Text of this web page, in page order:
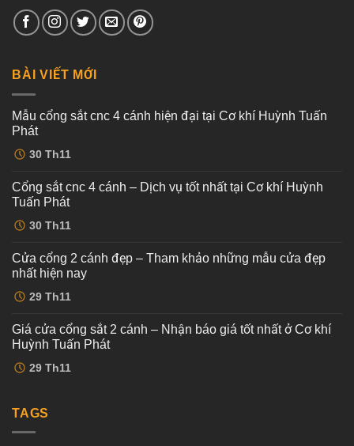
BÀI VIẾT MỚI
30 Th11
Mẫu cổng sắt cnc 4 cánh hiện đại tại Cơ khí Huỳnh Tuấn
Phát
Không
có
ở
Mẫu
cổng
sắt
cnc
hiện
đại
tại
Cơ
khí
Phát
30 Th11
Cổng sắt cnc 4 cánh – Dịch vụ tốt nhất tại Cơ khí Huỳnh
Tuấn Phát
Không
có
ở
Cổng
sắt
cnc
4
Dịch
vụ
tốt
nhất
tại
Tuấn
29 Th11
Cửa cổng 2 cánh đẹp – Tham khảo những mẫu cửa đẹp
nhất hiện nay
Không
có
ở
Cửa
cổng
cánh
khảo
mẫu
29 Th11
Giá cửa cổng sắt 2 cánh – Nhận báo giá tốt nhất ở Cơ khí
Huỳnh Tuấn Phát
Không
có
Giá
cổng
TAGS